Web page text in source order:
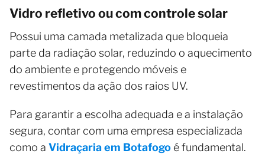
Vidro refletivo ou com controle solar
Possui uma camada metalizada que bloqueia
parte da radiação solar, reduzindo o aquecimento
do ambiente e protegendo móveis e
revestimentos da ação dos raios UV.
Para garantir a escolha adequada e a instalação
segura, contar com uma empresa especializada
como a Vidraçaria em Botafogo é fundamental.